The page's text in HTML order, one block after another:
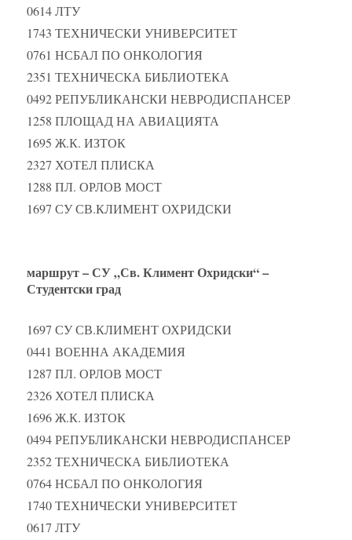
0614 ЛТУ
1743 ТЕХНИЧЕСКИ УНИВЕРСИТЕТ
0761 НСБАЛ ПО ОНКОЛОГИЯ
2351 ТЕХНИЧЕСКА БИБЛИОТЕКА
0492 РЕПУБЛИКАНСКИ НЕВРОДИСПАНСЕР
1258 ПЛОЩАД НА АВИАЦИЯТА
1695 Ж.К. ИЗТОК
2327 ХОТЕЛ ПЛИСКА
1288 ПЛ. ОРЛОВ МОСТ
1697 СУ СВ.КЛИМЕНТ ОХРИДСКИ
маршрут – СУ „Св. Климент Охридски“ –
Студентски град
1697 СУ СВ.КЛИМЕНТ ОХРИДСКИ
0441 ВОЕННА АКАДЕМИЯ
1287 ПЛ. ОРЛОВ МОСТ
2326 ХОТЕЛ ПЛИСКА
1696 Ж.К. ИЗТОК
0494 РЕПУБЛИКАНСКИ НЕВРОДИСПАНСЕР
2352 ТЕХНИЧЕСКА БИБЛИОТЕКА
0764 НСБАЛ ПО ОНКОЛОГИЯ
1740 ТЕХНИЧЕСКИ УНИВЕРСИТЕТ
0617 ЛТУ